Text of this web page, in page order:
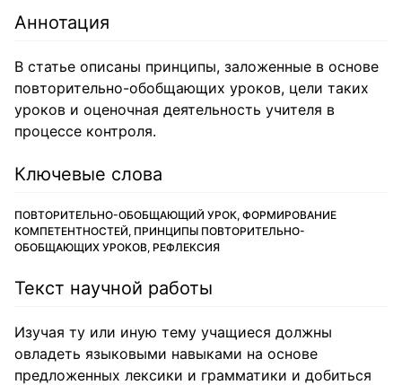
Аннотация
В статье описаны принципы, заложенные в основе
повторительно-обобщающих уроков, цели таких
уроков и оценочная деятельность учителя в
процессе контроля.
Ключевые слова
ПОВТОРИТЕЛЬНО-ОБОБЩАЮЩИЙ УРОК, ФОРМИРОВАНИЕ
КОМПЕТЕНТНОСТЕЙ, ПРИНЦИПЫ ПОВТОРИТЕЛЬНО-
ОБОБЩАЮЩИХ УРОКОВ, РЕФЛЕКСИЯ
Текст научной работы
Изучая ту или иную тему учащиеся должны
овладеть языковыми навыками на основе
предложенных лексики и грамматики и добиться